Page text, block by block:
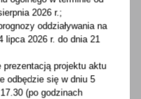
Pomyśl...
2026 r.;
oddziaływania na
lipca 2026 r. do dnia 21
prezentacją projektu aktu
odbędzie się w dniu 5
(po godzinach